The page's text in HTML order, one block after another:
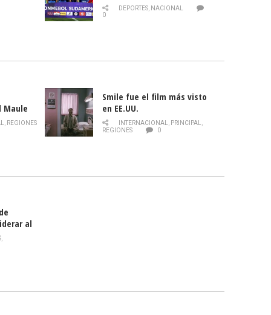
DEPORTES, NACIONAL
0
Maule
de la
, REGIONES
Smile fue el film más visto
en EE.UU.
INTERNACIONAL, PRINCIPAL,
REGIONES
0
al
,